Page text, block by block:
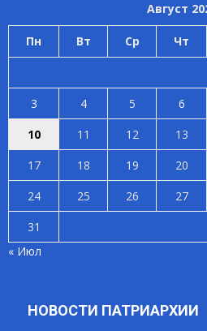
Август
Пн Вт Ср Чт
3
4 5 6
10
11 12 13
17
18 19 20
24
25 26 27
31
« Июл
НОВОСТИ ПАТРИАРХИИ